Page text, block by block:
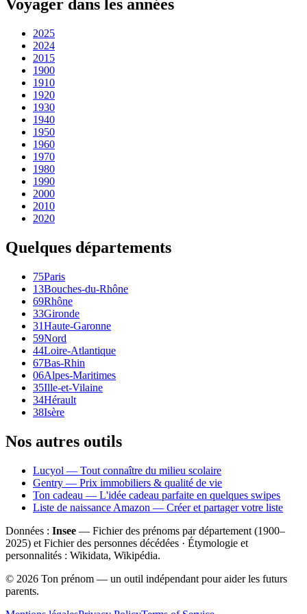
Voyager dans les années
2025
2024
2015
1900
1910
1920
1930
1940
1950
1960
1970
1980
1990
2000
2010
2020
Quelques départements
75Paris
13Bouches-du-Rhône
69Rhône
33Gironde
31Haute-Garonne
59Nord
44Loire-Atlantique
67Bas-Rhin
06Alpes-Maritimes
35Ille-et-Vilaine
34Hérault
38Isère
Nos autres outils
Lucyol — Tout connaître du milieu scolaire
Gentry — Prix immobiliers & qualité de vie
Ton cadeau — L'idée cadeau parfaite en quelques swipes
Liste de naissance Amazon — Créer et partager votre liste
Données : Insee — Fichier des prénoms par département (1900–
2025) et Fichier des personnes décédées · Étymologie et
personnalités : Wikidata, Wikipédia.
© 2026 Ton prénom — un outil indépendant pour aider les futurs
parents.